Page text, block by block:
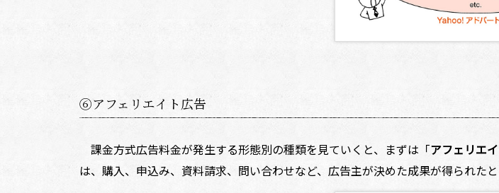
⑥アフェリエイト広告
課金方式――広告料金が発生する形態別の種類を見ていくと、まずは「アフェリエ
は、購入、申込み、資料請求、問い合わせなど、広告主が決めた成果が得られたと